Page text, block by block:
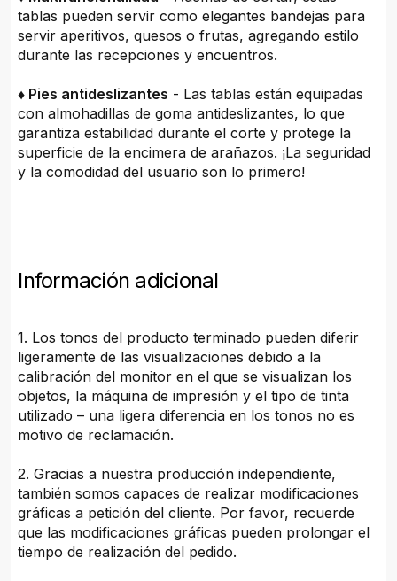
tablas pueden servir como elegantes bandejas para
servir aperitivos, quesos o frutas, agregando estilo
durante las recepciones y encuentros.
♦ Pies antideslizantes - Las tablas están equipadas
con almohadillas de goma antideslizantes, lo que
garantiza estabilidad durante el corte y protege la
superficie de la encimera de arañazos. ¡La seguridad
y la comodidad del usuario son lo primero!
Información adicional
1. Los tonos del producto terminado pueden diferir
ligeramente de las visualizaciones debido a la
calibración del monitor en el que se visualizan los
objetos, la máquina de impresión y el tipo de tinta
utilizado – una ligera diferencia en los tonos no es
motivo de reclamación.
2. Gracias a nuestra producción independiente,
también somos capaces de realizar modificaciones
gráficas a petición del cliente. Por favor, recuerde
que las modificaciones gráficas pueden prolongar el
tiempo de realización del pedido.